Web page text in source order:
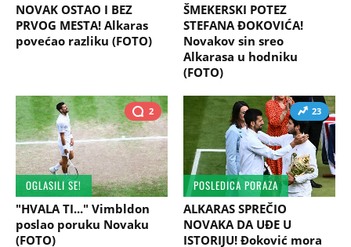
NOVAK OSTAO I BEZ
PRVOG MESTA! Alkaras
povećao razliku (FOTO)
ŠMEKERSKI POTEZ
STEFANA ĐOKOVIĆA!
Novakov sin sreo
Alkarasa u hodniku
(FOTO)
2
OGLASILI SE!
"HVALA TI..." Vimbldon
poslao poruku Novaku
(FOTO)
23
POSLEDICA PORAZA
ALKARAS SPREČIO
NOVAKA DA UĐE U
ISTORIJU! Đoković mora